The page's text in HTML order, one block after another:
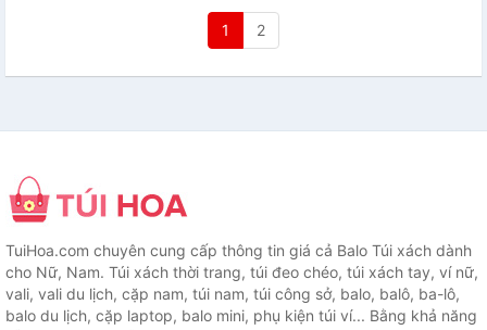
1 2
TuiHoa.com chuyên cung cấp thông tin giá cả Balo Túi xách dành
cho Nữ, Nam. Túi xách thời trang, túi đeo chéo, túi xách tay, ví nữ,
vali, vali du lịch, cặp nam, túi nam, túi công sở, balo, balô, ba-lô,
balo du lịch, cặp laptop, balo mini, phụ kiện túi ví... Bằng khả năng